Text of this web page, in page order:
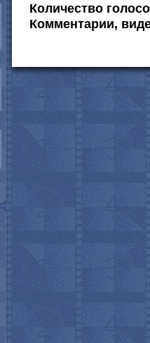
Количество
Комментарии,